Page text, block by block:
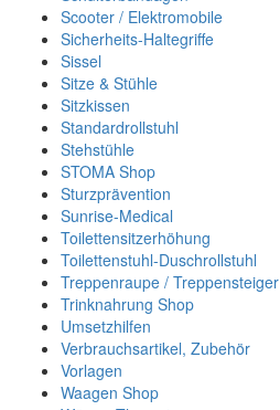
Scooter / Elektromobile
Sicherheits-Haltegriffe
Sissel
Sitze & Stühle
Sitzkissen
Standardrollstuhl
Stehstühle
STOMA Shop
Sturzprävention
Sunrise-Medical
Toilettensitzerhöhung
Toilettenstuhl-Duschrollstuhl
Treppenraupe / Treppensteiger
Trinknahrung Shop
Umsetzhilfen
Verbrauchsartikel, Zubehör
Vorlagen
Waagen Shop